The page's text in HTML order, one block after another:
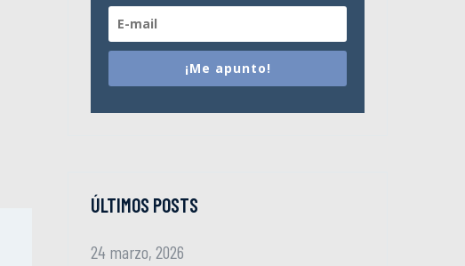
¡Me apunto!
ÚLTIMOS POSTS
24 marzo, 2026